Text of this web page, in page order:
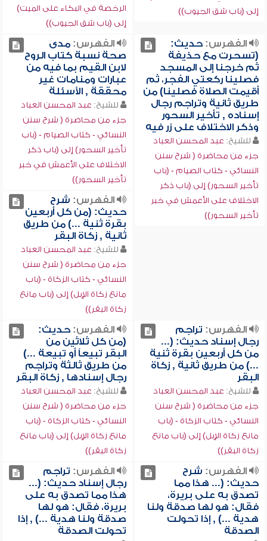
إلى (باب شق الجيوب))
الرخصة في البكاء على الميت)
إلى (باب شق الجيوب))
الفهرس:حديث:
(تسحرت مع حذيفة
ثم خرجنا إلى المسجد
فصلينا ركعتي الفجر، ثم
أقيمت الصلاة فصلينا) من
طريق ثانية وتراجم رجال
إسناده , تأخير السحور
وذكر الاختلاف على زر فيه
للشيخ: عبد المحسن العباد
جزء من محاضرة ( شرح سنن
النسائي - كتاب الصيام - (باب
تأخير السحور) إلى (باب ذكر
الاختلاف على الأعمش في خبر
تأخير السحور))
الفهرس:مدى
صحة نسبة كتاب الروح
لابن القيم بما فيه من
عبارات ومنامات غير
محققة , الأسئلة
للشيخ: عبد المحسن العباد
جزء من محاضرة ( شرح سنن
النسائي - كتاب الصيام - (باب
تأخير السحور) إلى (باب ذكر
الاختلاف على الأعمش في خبر
تأخير السحور))
الفهرس: شرح
حديث: (من كل أربعين
بقرة ثنية ...) من طريق
ثانية , زكاة البقر
للشيخ: عبد المحسن العباد
جزء من محاضرة ( شرح سنن
النسائي - كتاب الزكاة - (باب
مانع زكاة الإبل) إلى (باب مانع
زكاة البقر))
الفهرس: تراجم
رجال إسناد حديث: (...
من كل أربعين بقرة ثنية
...) من طريق ثانية , زكاة
البقر
للشيخ: عبد المحسن العباد
جزء من محاضرة ( شرح سنن
النسائي - كتاب الزكاة - (باب
مانع زكاة الإبل) إلى (باب مانع
زكاة البقر))
الفهرس:حديث:
(من كل ثلاثين من
البقر تبيعاً أو تبيعة ...)
من طريق ثالثة وتراجم
رجال إسنادها , زكاة البقر
للشيخ: عبد المحسن العباد
جزء من محاضرة ( شرح سنن
النسائي - كتاب الزكاة - (باب
مانع زكاة الإبل) إلى (باب مانع
زكاة البقر))
الفهرس: شرح
حديث: (... هذا مما
تصدق به على بريرة،
فقال: هو لها صدقة ولنا
هدية ...) , إذا تحولت
الصدقة
الفهرس: تراجم
رجال إسناد حديث: (...
هذا مما تصدق به على
بريرة، فقال: هو لها
صدقة ولنا هدية ...) , إذا
تحولت الصدقة